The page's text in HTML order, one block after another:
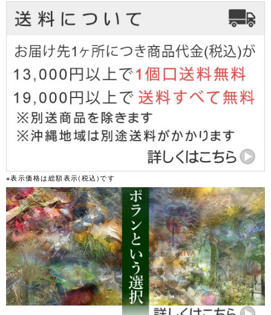
※表示価格は総額表示(税込)です